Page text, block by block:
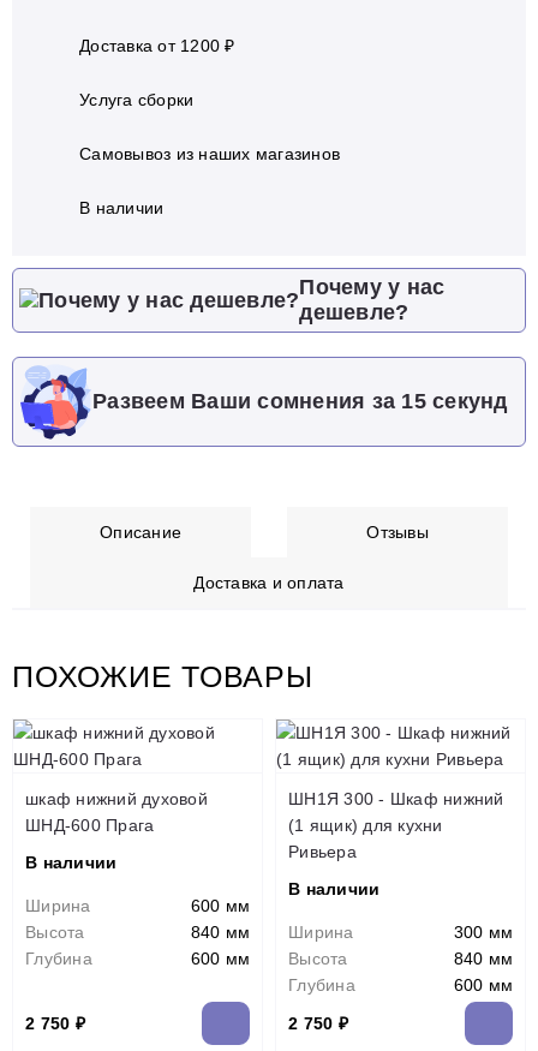
Доставка от 1200 ₽
Услуга сборки
Самовывоз из наших магазинов
В наличии
Почему у нас
дешевле?
Развеем Ваши сомнения за 15 секунд
Описание Отзывы
Доставка и оплата
ПОХОЖИЕ ТОВАРЫ
шкаф нижний духовой
ШНД-600 Прага
В наличии
Ширина
600 мм
Высота
840 мм
Глубина
600 мм
2 750 ₽
ШН1Я 300 - Шкаф нижний
(1 ящик) для кухни
Ривьера
В наличии
Ширина
300 мм
Высота
840 мм
Глубина
600 мм
2 750 ₽